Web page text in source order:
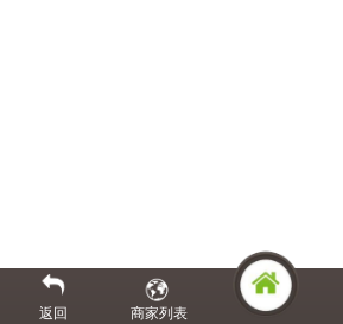
返回 商家列表